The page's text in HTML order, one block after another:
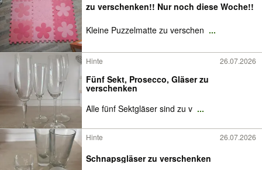
zu verschenken!! Nur noch diese Woche!!
Kleine Puzzelmatte zu verschen ...
Hinte 26.07.2026
Fünf Sekt, Prosecco, Gläser zu
verschenken
Alle fünf Sektgläser sind zu v ...
Hinte 26.07.2026
Schnapsgläser zu verschenken